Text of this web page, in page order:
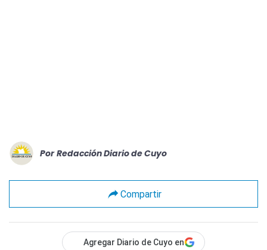
Por Redacción Diario de Cuyo
Compartir
Agregar Diario de Cuyo en